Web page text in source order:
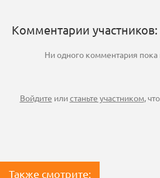
Комментарии участников:
Ни одного комментария
Войдите илистаньте участником,
Также смотрите: